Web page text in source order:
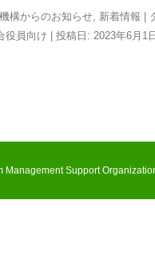
構からのお知らせ 新着情報 |
役員向け | 投稿日: 2023年6月1
Support